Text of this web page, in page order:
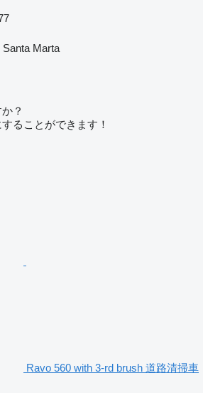
Santa Marta
？
ることができます！
Ravo 560 with 3-rd brush 道路清掃車